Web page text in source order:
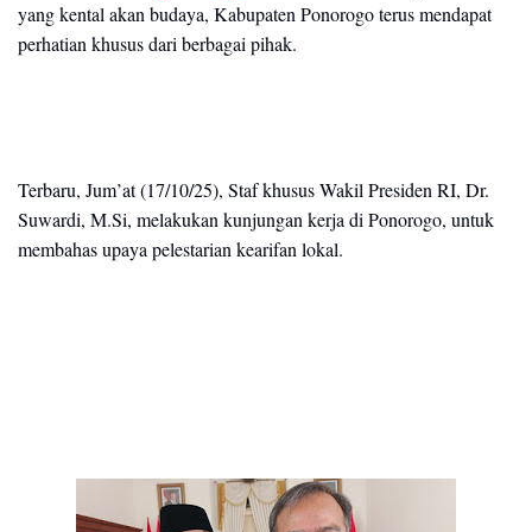
yang kental akan budaya, Kabupaten Ponorogo terus mendapat
perhatian khusus dari berbagai pihak.
Terbaru, Jum’at (17/10/25), Staf khusus Wakil Presiden RI, Dr.
Suwardi, M.Si, melakukan kunjungan kerja di Ponorogo, untuk
membahas upaya pelestarian kearifan lokal.